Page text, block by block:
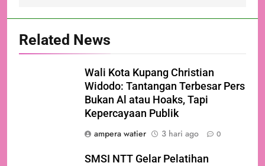
Related News
Wali Kota Kupang Christian
Widodo: Tantangan Terbesar Pers
Bukan Al atau Hoaks, Tapi
Kepercayaan Publik
ampera watier
3 hari ago 0
SMSI NTT Gelar Pelatihan